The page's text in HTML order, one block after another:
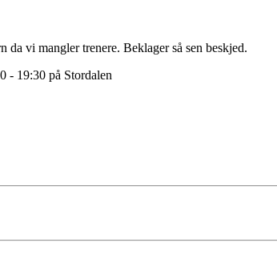
da vi mangler trenere. Beklager så sen beskjed.
- 19:30 på Stordalen